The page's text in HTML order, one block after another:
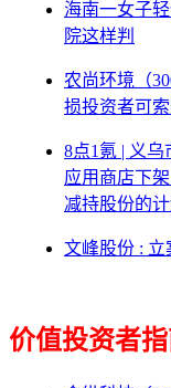
海南一女子
院这样判
农尚环境（
损投资者可
8点1氪 | 义
应用商店下
减持股份的
文峰股份 : 立
价值投资者